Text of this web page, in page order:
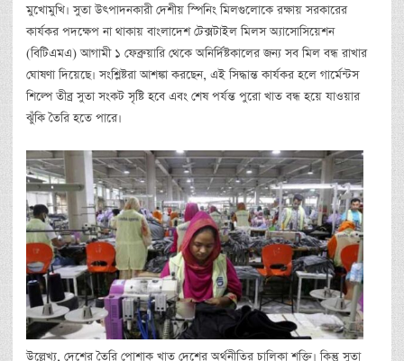
মুখোমুখি। সুতা উৎপাদনকারী দেশীয় স্পিনিং মিলগুলোকে রক্ষায় সরকারের
কার্যকর পদক্ষেপ না থাকায় বাংলাদেশ টেক্সটাইল মিলস অ্যাসোসিয়েশন
(বিটিএমএ) আগামী ১ ফেব্রুয়ারি থেকে অনির্দিষ্টকালের জন্য সব মিল বন্ধ রাখার
ঘোষণা দিয়েছে। সংশ্লিষ্টরা আশঙ্কা করছেন, এই সিদ্ধান্ত কার্যকর হলে গার্মেন্টস
শিল্পে তীব্র সুতা সংকট সৃষ্টি হবে এবং শেষ পর্যন্ত পুরো খাত বন্ধ হয়ে যাওয়ার
ঝুঁকি তৈরি হতে পারে।
উল্লেখ্য, দেশের তৈরি পোশাক খাত দেশের অর্থনীতির চালিকা শক্তি। কিন্তু সুতা